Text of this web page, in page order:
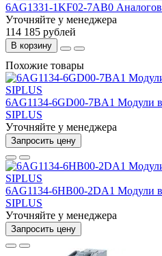
6AG1331-1KF02-7AB0
Уточняйте у менеджера
114 185 рублей
В корзину
Похожие товары
6AG1134-6GD00-7BA1 Модули
SIPLUS
Уточняйте у менеджера
Запросить цену
6AG1134-6HB00-2DA1 Модули
SIPLUS
Уточняйте у менеджера
Запросить цену